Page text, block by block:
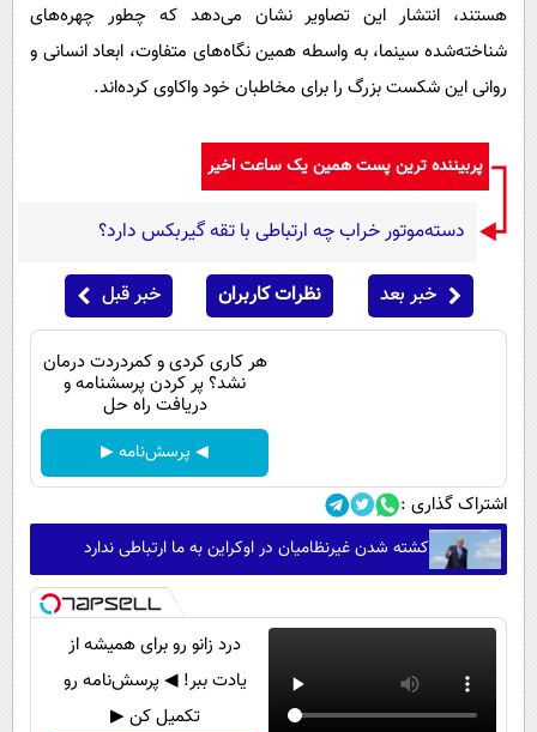
هستند، انتشار این تصاویر نشان می‌دهد که چطور چهره‌های
شناخته‌شده سینما، به واسطه همین نگاه‌های متفاوت، ابعاد انسانی و
روانی این شکست بزرگ را برای مخاطبان خود واکاوی کرده‌اند.
پربیننده ترین پست همین یک ساعت اخیر
دسته‌موتور خراب چه ارتباطی با تقه گیربکس دارد؟
خبر بعد نظرات کاربران خبر قبل
هر کاری کردی و کمردردت درمان
نشد؟ پر کردن پرسشنامه و
دریافت راه حل
◀ پرسش‌نامه ▶
اشتراک گذاری :
کشته شدن غیرنظامیان در اوکراین به ما ارتباطی ندارد
درد زانو رو برای همیشه از
یادت ببر! ◀ پرسش‌نامه رو
تکمیل کن ▶